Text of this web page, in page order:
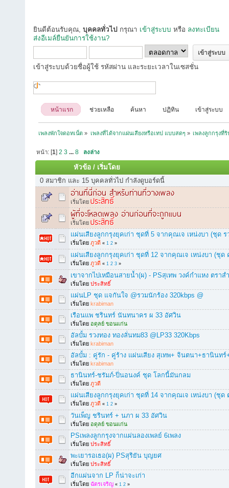
ยินดีต้อนรับคุณ, บุคคลทั่วไป กรุณา เข้าสู่ระบบ หรือ ลงทะเบียน
ส่งอีเมล์ยืนยันการใช้งาน?
เข้าสู่ระบบด้วยชื่อผู้ใช้ รหัสผ่าน และระยะเวลาในเซสชั่น
หน้าแรก ช่วยเหลือ ค้นหา ปฏิทิน เข้าสู่ระบบ
เพลงพักใจดอทเน็ต » เพลงที่ได้จากแผ่นเสียงหรือเทป แบบสดๆ » เพลงลูกกรุงที่
หน้า: [1]2 3 ...8 ลงล่าง
หัวข้อ / เริ่มโดย
0 สมาชิก และ 15 บุคคลทั่วไป กำลังดูบอร์ดนี้
อ่านที่นี่ก่อน สำหรับท่านที่วางเพลง
เริ่มโดย ประสิทธิ์
ผู้ที่จะโหลดเพลง อ่านก่อนที่จะถูกแบน
เริ่มโดย ประสิทธิ์
แผ่นเสียงลูกกรุงยุคเก่า ชุดที่ 5 จากคุณเจ เหน่งบา (ชุด ร
เริ่มโดย ภูวดี « 1 2 »
แผ่นเสียงลูกกรุงยุคเก่า ชุดที่ 12 จากคุณเจ เหน่งบา (ชุด
เริ่มโดย ภูวดี « 1 2 3 »
เขาจากไปเหมือนสายน้ำ(ผ) - PSสุเทพ วงค์กำแหง ตราส
เริ่มโดย ประสิทธิ์
แผ่นLP ชุด แจกันใจ @รวมนักร้อง 320kbps @
เริ่มโดย krabiman
เรือนแพ ชรินทร์ นันทนาคร ผ 33 อัศวิน
เริ่มโดย อดุลย์ ขอนแก่น
อัลบั้ม รวงทอง ทองลั่นทม83 @LP33 320Kbps
เริ่มโดย krabiman
อัลบั้ม : คู่รัก - คู่ร้าง แผ่นเสียง สุเทพ+ จินตนา+ธานินทร์
เริ่มโดย krabiman
ธานินทร์-ชรัมภ์-ปิ่นอนงค์ ชุด โลกนี้มันกลม
เริ่มโดย ภูวดี
แผ่นเสียงลูกกรุงยุคเก่า ชุดที่ 14 จากคุณเจ เหน่งบา (ชุด
เริ่มโดย ภูวดี « 1 2 »
วันเพ็ญ ชรินทร์ + นภา ผ 33 อัศวิน
เริ่มโดย อดุลย์ ขอนแก่น
PSเพลงลูกกรุงจากแผ่นลองเพลย์ 6เพลง
เริ่มโดย ประสิทธิ์
พะเยารอเธอ(ผ) PSสุริยัน บุญยศ
เริ่มโดย ประสิทธิ์
อีกแผ่นจาก LP ก็น่าจะเก่า
เริ่มโดย ฉัตรเจริญ « 1 2 »